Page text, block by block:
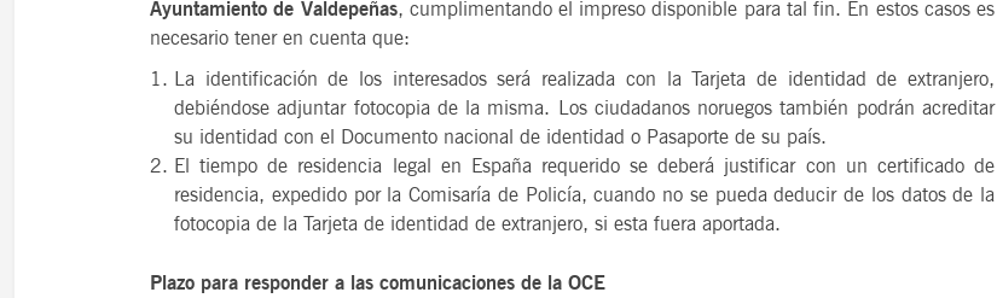
Ayuntamiento de Valdepeñas, cumplimentando el impreso disponible para tal fin. En estos casos es
necesario tener en cuenta que:
La identificación de los interesados será realizada con la Tarjeta de identidad de extranjero,
debiéndose adjuntar fotocopia de la misma. Los ciudadanos noruegos también podrán acreditar
su identidad con el Documento nacional de identidad o Pasaporte de su país.
El tiempo de residencia legal en España requerido se deberá justificar con un certificado de
residencia, expedido por la Comisaría de Policía, cuando no se pueda deducir de los datos de la
fotocopia de la Tarjeta de identidad de extranjero, si esta fuera aportada.
Plazo para responder a las comunicaciones de la OCE